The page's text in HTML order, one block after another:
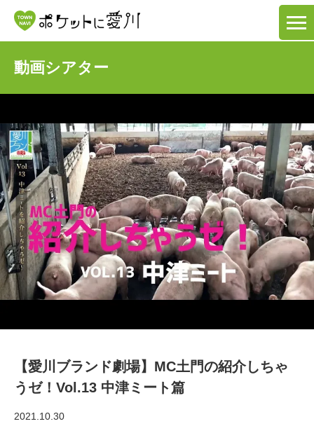
動画シアター
【愛川ブランド劇場】MC土門の紹介しちゃ
うゼ！Vol.13 中津ミート篇
2021.10.30